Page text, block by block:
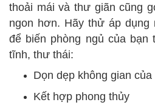
thoải mái và thư giãn cũng
ngon hơn. Hãy thử áp dụng
để biến phòng ngủ của bạn
tĩnh, thư thái:
Dọn dẹp không gian của
Kết hợp phong thủy